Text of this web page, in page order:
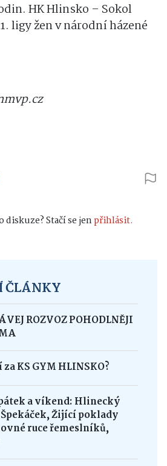
HK Hlinsko – Sokol
ligy žen v národní házené
diskuze? Stačí se jenpřihlásit.
ČLÁNKY
ROZVOZ POHODLNĚJI
KS GYM HLINSKO?
a víkend: Hlinecký
Žijící poklady
ruce řemeslníků,